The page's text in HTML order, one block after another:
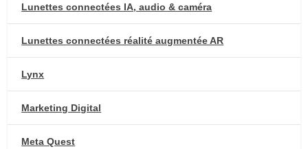
Lunettes connectées IA, audio & caméra
Lunettes connectées réalité augmentée AR
Lynx
Marketing Digital
Meta Quest